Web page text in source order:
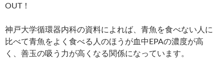
OUT！
神戸大学循環器内科の資料によれば、青魚を食べない人に
比べて青魚をよく食べる人のほうが血中EPAの濃度が高
く、善玉の吸う力が高くなる関係になっています。